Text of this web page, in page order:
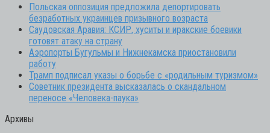
Польская оппозиция предложила депортировать
безработных украинцев призывного возраста
Саудовская Аравия: КСИР, хуситы и иракские боевики
готовят атаку на страну
Аэропорты Бугульмы и Нижнекамска приостановили
работу
Трамп подписал указы о борьбе с «родильным туризмом»
Советник президента высказалась о скандальном
переносе «Человека-паука»
Архивы